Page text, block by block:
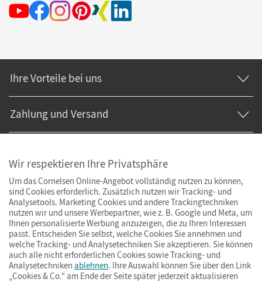
Ihre Vorteile bei uns
Zahlung und Versand
ImpressumAGBDatenschutzBarrierefreiheitCookies & Co.
Wir respektieren Ihre Privatsphäre
Um das Cornelsen Online-Angebot vollständig nutzen zu können,
sind Cookies erforderlich. Zusätzlich nutzen wir Tracking- und
Analysetools. Marketing Cookies und andere Trackingtechniken
nutzen wir und unsere Werbepartner, wie z. B. Google und Meta, um
Ihnen personalisierte Werbung anzuzeigen, die zu Ihren Interessen
passt. Entscheiden Sie selbst, welche Cookies Sie annehmen und
welche Tracking- und Analysetechniken Sie akzeptieren. Sie können
auch alle nicht erforderlichen Cookies sowie Tracking- und
Analysetechniken ablehnen. Ihre Auswahl können Sie über den Link
„Cookies & Co.“ am Ende der Seite später jederzeit aktualisieren